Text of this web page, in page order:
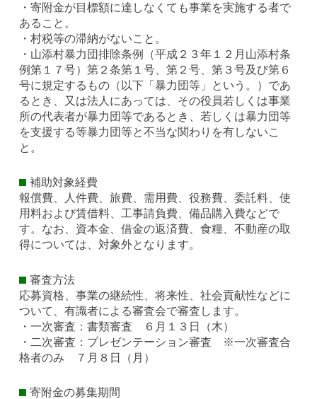
・寄附金が目標額に達しなくても事業を実施する者で
あること。
・村税等の滞納がないこと。
・山添村暴力団排除条例（平成２３年１２月山添村条
例第１７号）第２条第１号、第２号、第３号及び第６
号に規定するもの（以下「暴力団等」という。）であ
るとき、又は法人にあっては、その役員若しくは事業
所の代表者が暴力団等であるとき、若しくは暴力団等
を支援する等暴力団等と不当な関わりを有しないこ
と。
補助対象経費
報償費、人件費、旅費、需用費、役務費、委託料、使
用料および賃借料、工事請負費、備品購入費などで
す。なお、資本金、借金の返済費、食糧、不動産の取
得については、対象外となります。
審査方法
応募資格、事業の継続性、将来性、社会貢献性などに
ついて、有識者による審査会で審査します。
・一次審査：書類審査 ６月１３日（木）
・二次審査：プレゼンテーション審査 ※一次審査合
格者のみ ７月８日（月）
寄附金の募集期間